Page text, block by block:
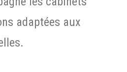
adaptées aux